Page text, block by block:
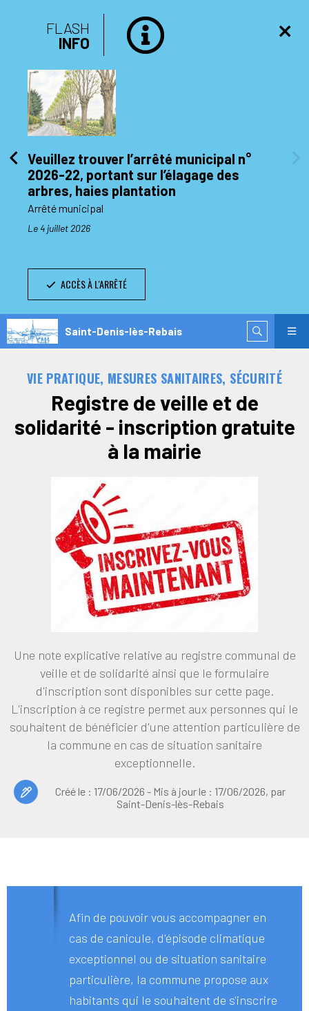
FLASH
INFO
Veuillez trouver l’arrêté municipal n°
2026-22, portant sur l’élagage des
arbres, haies plantation
Arrêté municipal
Le 4 juillet 2026
ACCÈS À L'ARRÊTÉ
Saint-Denis-lès-Rebais
VIE PRATIQUE, MESURES SANITAIRES, SÉCURITÉ
Registre de veille et de
solidarité - inscription gratuite
à la mairie
Une note explicative relative au registre communal de
veille et de solidarité ainsi que le formulaire
d'inscription sont disponibles sur cette page.
L'inscription à ce registre permet aux personnes qui le
souhaitent de bénéficier d'une attention particulière de
la commune en cas de situation sanitaire
exceptionnelle.
Créé le : 17/06/2026 - Mis à jour le : 17/06/2026, par
Saint-Denis-lès-Rebais
Afin de pouvoir vous accompagner en
cas de canicule, d'épisode climatique
exceptionnel ou de situation sanitaire
particulière, la commune propose aux
habitants qui le souhaitent de s'inscrire